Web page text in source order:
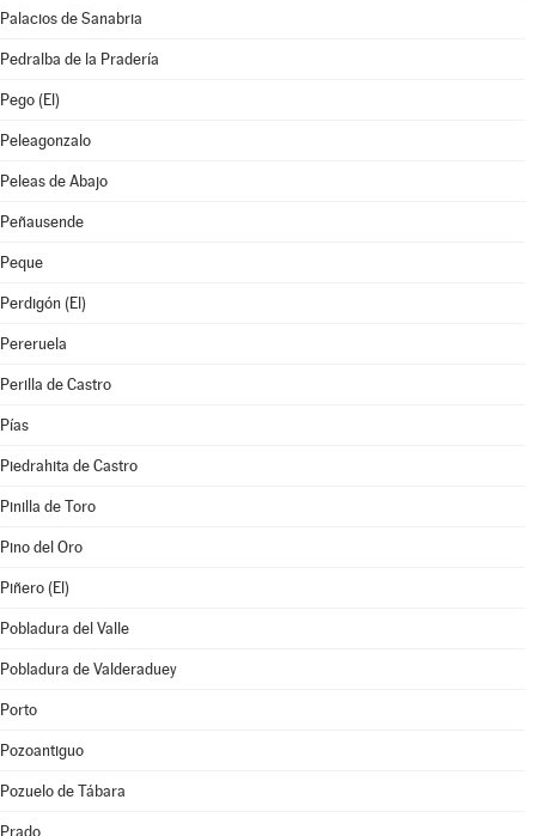
Palacios de Sanabria
Pedralba de la Pradería
Pego (El)
Peleagonzalo
Peleas de Abajo
Peñausende
Peque
Perdigón (El)
Pereruela
Perilla de Castro
Pías
Piedrahita de Castro
Pinilla de Toro
Pino del Oro
Piñero (El)
Pobladura del Valle
Pobladura de Valderaduey
Porto
Pozoantiguo
Pozuelo de Tábara
Prado